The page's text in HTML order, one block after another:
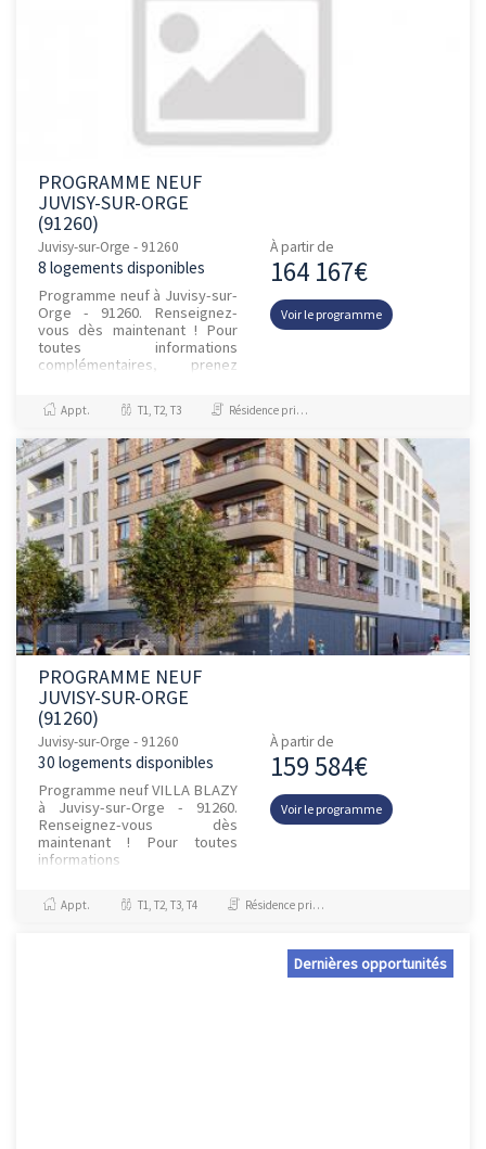
PROGRAMME NEUF
JUVISY-SUR-ORGE
(91260)
Juvisy-sur-Orge - 91260
8 logements disponibles
Programme neuf à Juvisy-sur-
Orge - 91260. Renseignez-
vous dès maintenant ! Pour
toutes informations
complémentaires, prenez
À partir de
164 167€
Voir le programme
Appt. T1, T2, T3 Résidence principale / PTZ
PROGRAMME NEUF
JUVISY-SUR-ORGE
(91260)
Juvisy-sur-Orge - 91260
30 logements disponibles
Programme neuf VILLA BLAZY
à Juvisy-sur-Orge - 91260.
Renseignez-vous dès
maintenant ! Pour toutes
informations
contact avec nous !
À partir de
159 584€
Voir le programme
Appt. T1, T2, T3, T4 Résidence principale / PTZ
Dernières opportunités